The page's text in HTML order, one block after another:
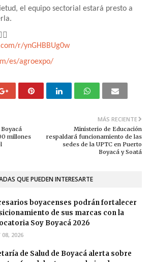
el equipo sectorial estará presto a
r/ynGHBBUg0w
es/agroexpo/
MÁS RECIENTE
Ministerio de Educación
respaldará funcionamiento de las
sedes de la UPTC en Puerto
Boyacá y Soatá
millones
QUE PUEDEN INTERESARTE
boyacenses podrán fortalecer
de sus marcas con la
Soy Boyacá 2026
08, 2026
de Salud de Boyacá alerta sobre